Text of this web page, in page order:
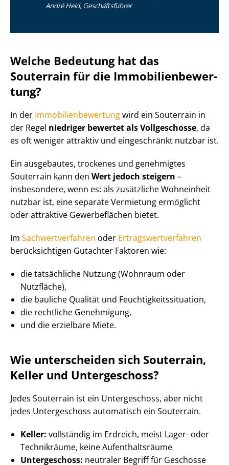
André Heid, Geschäftsführer
Welche Bedeutung hat das
Souterrain für die Im­mo­bi­li­en­be­wer­
tung?
In der Im­mo­bi­li­en­be­wer­tungwird ein Souterrain in
der Regel niedriger bewertet als Vollgeschosse, da
es oft weniger attraktiv und eingeschränkt nutzbar ist.
Ein ausgebautes, trockenes und genehmigtes
Souterrain kann den Wert jedoch steigern –
insbesondere, wenn es: als zusätzliche Wohneinheit
nutzbar ist, eine separate Vermietung ermöglicht
oder attraktive Gewerbeflächen bietet.
Im Sach­wert­ver­fah­ren oder Er­trags­wert­ver­fah­ren
berücksichtigen Gutachter Faktoren wie:
die tatsächliche Nutzung (Wohnraum oder
Nutzfläche),
die bauliche Qualität und Feuch­tig­keits­si­tua­ti­on,
die rechtliche Genehmigung,
und die erzielbare Miete.
Wie unterscheiden sich Souterrain,
Keller und Untergeschoss?
Jedes Souterrain ist ein Untergeschoss, aber nicht
jedes Untergeschoss automatisch ein Souterrain.
Keller: vollständig im Erdreich, meist Lager- oder
Technikräume, keine Auf­ent­halts­räu­me
Untergeschoss: neutraler Begriff für Geschosse